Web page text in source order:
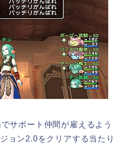
サポート仲間が雇えるよう
ョン2.0をクリアする当たり